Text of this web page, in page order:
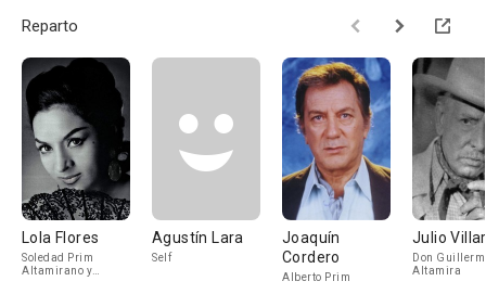
Reparto
Lola Flores
Soledad Prim
Altamirano y
Agustín Lara
Self
Joaquín
Cordero
Alberto Prim
Julio
Don
Altamira